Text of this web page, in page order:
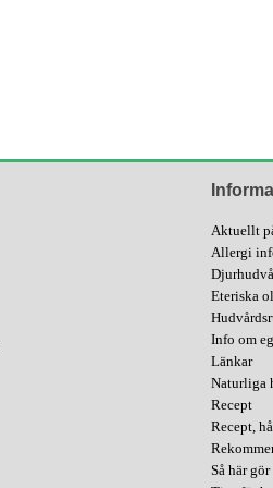
Aktuellt
Allergi
Eteriska
Info om
Länkar
Naturliga
Recept
Recept,
Så här